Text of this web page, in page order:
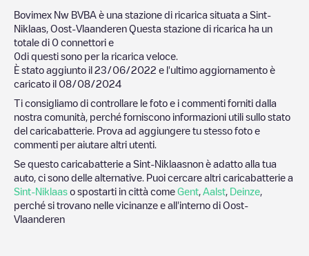
Bovimex Nw BVBA è una stazione di ricarica situata a Sint-
Niklaas Oost-Vlaanderen Questa stazione di ricarica ha un
totale di 0 connettori e
0di questi sono per la ricarica veloce.
È stato aggiunto il 23/06/2022 e l'ultimo aggiornamento è
caricato il 08/08/2024
Ti consigliamo di controllare le foto e i commenti forniti dalla
nostra comunità, perché forniscono informazioni utili sullo stato
del caricabatterie. Prova ad aggiungere tu stesso foto e
commenti per aiutare altri utenti.
Se questo caricabatterie a Sint-Niklaasnon è adatto alla tua
auto, ci sono delle alternative. Puoi cercare altri caricabatterie a
Sint-Niklaas o spostarti in città come Gent Aalst Deinze
perché si trovano nelle vicinanze e all'interno di Oost-
Vlaanderen